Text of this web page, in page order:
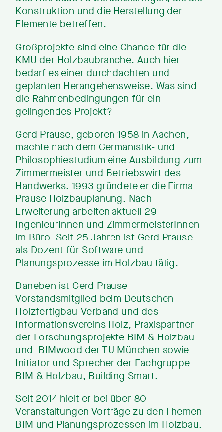
Konstruktion und die Herstellung der
Elemente betreffen.
Großprojekte sind eine Chance für die
KMU der Holzbaubranche. Auch hier
bedarf es einer durchdachten und
geplanten Herangehensweise. Was sind
die Rahmenbedingungen für ein
gelingendes Projekt?
Gerd Prause, geboren 1958 in Aachen,
machte nach dem Germanistik- und
Philosophiestudium eine Ausbildung zum
Zimmermeister und Betriebswirt des
Handwerks. 1993 gründete er die Firma
Prause Holzbauplanung. Nach
Erweiterung arbeiten aktuell 29
IngenieurInnen und ZimmermeisterInnen
im Büro. Seit 25 Jahren ist Gerd Prause
als Dozent für Software und
Planungsprozesse im Holzbau tätig.
Daneben ist Gerd Prause
Vorstandsmitglied beim Deutschen
Holzfertigbau-Verband und des
Informationsvereins Holz, Praxispartner
der Forschungsprojekte BIM & Holzbau
und BIMwood der TU München sowie
Initiator und Sprecher der Fachgruppe
BIM & Holzbau, Building Smart.
Seit 2014 hielt er bei über 80
Veranstaltungen Vorträge zu den Themen
BIM und Planungsprozessen im Holzbau.